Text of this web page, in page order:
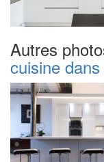
Autres
cuisine